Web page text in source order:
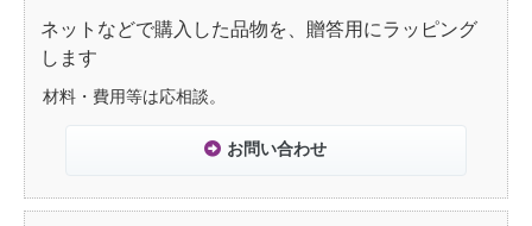
ネットなどで購入した品物を、贈答用にラッピング
します
材料・費用等は応相談。
お問い合わせ